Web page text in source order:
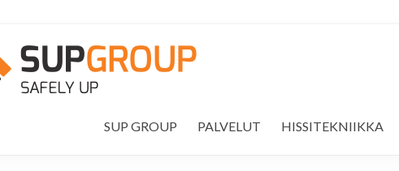
SUP GROUP PALVELUT HISSITEKNIIKKA